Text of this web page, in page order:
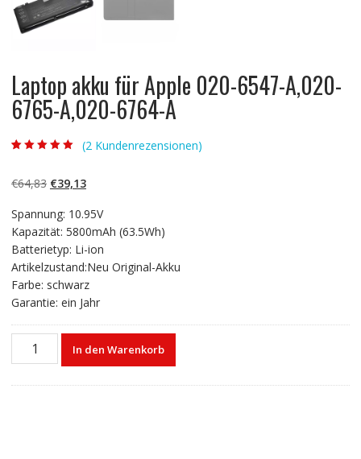
Laptop akku für Apple 020-6547-A,020-
6765-A,020-6764-A
basierend auf
Kundenbewertun
(2 Kundenrezensionen)
€64,83 Ursprünglicher
war:
€64,83
€39,13Aktueller
ist:
€39,13.
Spannung: 10.95V
Kapazität: 5800mAh (63.5Wh)
Batterietyp: Li-ion
Artikelzustand:Neu Original-Akku
Farbe: schwarz
Garantie: ein Jahr
Laptop
In den Warenkorb